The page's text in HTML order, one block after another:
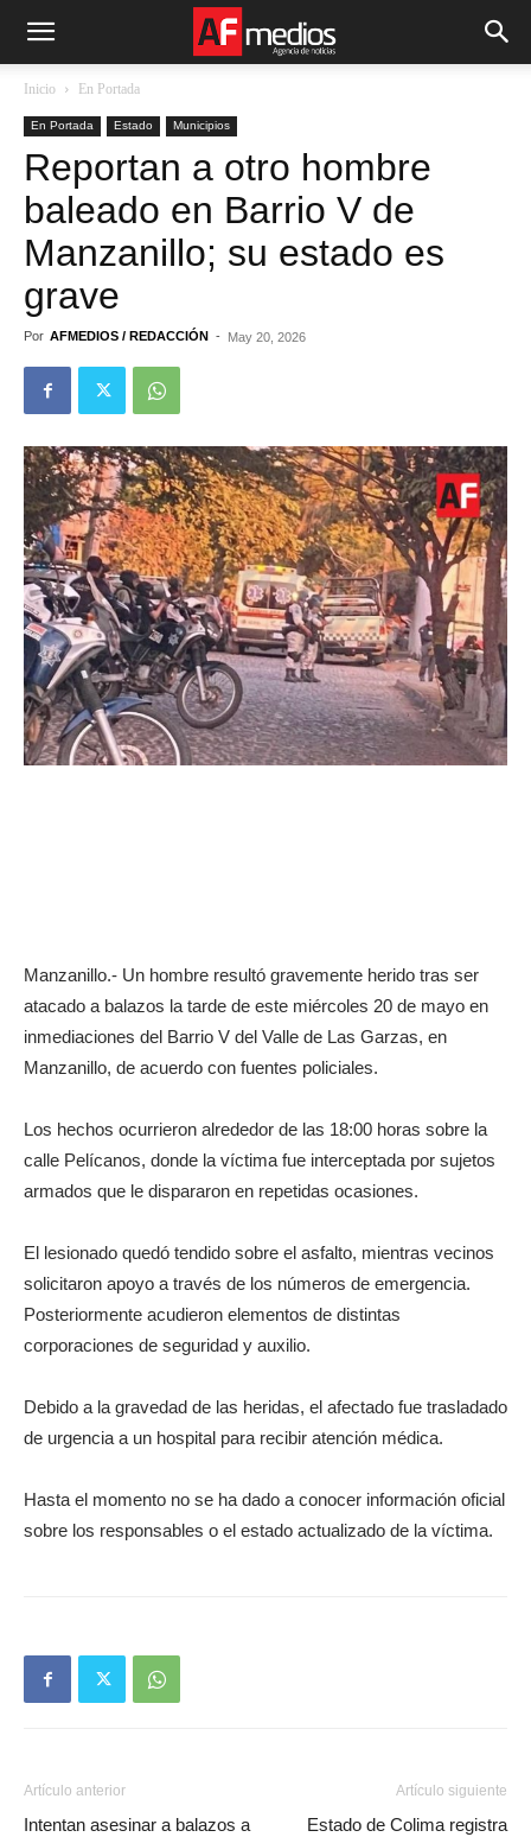
Inicio En Portada
En Portada Estado Municipios
Reportan a otro hombre
baleado en Barrio V de
Manzanillo; su estado es
grave
Por AFMEDIOS / REDACCIÓN - May 20, 2026
Manzanillo.- Un hombre resultó gravemente herido tras ser
atacado a balazos la tarde de este miércoles 20 de mayo en
inmediaciones del Barrio V del Valle de Las Garzas, en
Manzanillo, de acuerdo con fuentes policiales.
Los hechos ocurrieron alrededor de las 18:00 horas sobre la
calle Pelícanos, donde la víctima fue interceptada por sujetos
armados que le dispararon en repetidas ocasiones.
El lesionado quedó tendido sobre el asfalto, mientras vecinos
solicitaron apoyo a través de los números de emergencia.
Posteriormente acudieron elementos de distintas
corporaciones de seguridad y auxilio.
Debido a la gravedad de las heridas, el afectado fue trasladado
de urgencia a un hospital para recibir atención médica.
Hasta el momento no se ha dado a conocer información oficial
sobre los responsables o el estado actualizado de la víctima.
Artículo anterior
Intentan asesinar a balazos a
Artículo siguiente
Estado de Colima registra